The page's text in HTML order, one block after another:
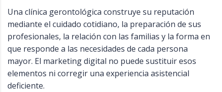
Una clínica gerontológica construye su reputación
mediante el cuidado cotidiano, la preparación de sus
profesionales, la relación con las familias y la forma en
que responde a las necesidades de cada persona
mayor. El marketing digital no puede sustituir esos
elementos ni corregir una experiencia asistencial
deficiente.